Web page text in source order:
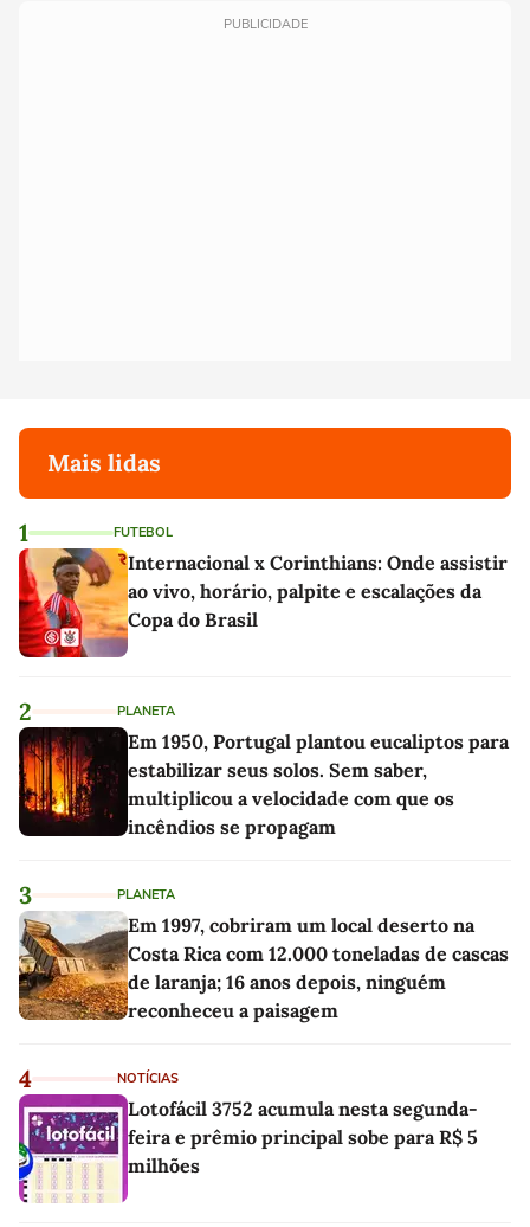
PUBLICIDADE
Mais lidas
1 FUTEBOL
Internacional x Corinthians: Onde assistir
ao vivo, horário, palpite e escalações da
Copa do Brasil
2 PLANETA
Em 1950, Portugal plantou eucaliptos para
estabilizar seus solos. Sem saber,
multiplicou a velocidade com que os
incêndios se propagam
3 PLANETA
Em 1997, cobriram um local deserto na
Costa Rica com 12.000 toneladas de cascas
de laranja; 16 anos depois, ninguém
reconheceu a paisagem
4 NOTÍCIAS
Lotofácil 3752 acumula nesta segunda-
feira e prêmio principal sobe para R$ 5
milhões